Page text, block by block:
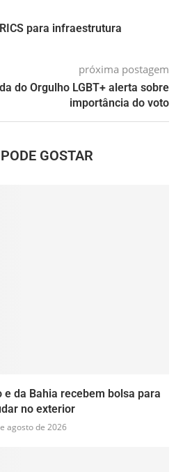
para infraestrutura
próxima postagem
do Orgulho LGBT+ alerta sobre
importância do voto
GOSTAR
e da Bahia recebem bolsa para
no exterior
agosto de 2026